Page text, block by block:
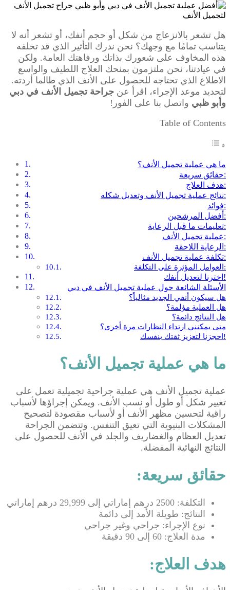
هل تشعر بالانزعاج من شكل أو حجم أنفك، أو تشعر أنه لا
يتناسب تمامًا مع وجهك؟ نحن ندرك التأثير الذي قد تخلفه
هذه المخاوف على شعورك بذاتك ورفاهتك العامة. ولكن
في عيادتنا، نحن ملتزمون بمنحك العلاج اللطيف والواسع
الاطلاع الذي تحتاجه للحصول على الأنف الذي طالما أردته.
لتحديد موعد الإجراء، اقرأ عن جراحة تجميل الأنف في دبي
وأبو ظبي واتصل بنا على الفور!
Table of Contents
ما هي عملية تجميل الأنف؟
حقائق سريعة:
هدف العلاج:
نتائج عملية تجميل الأنف وتعديل شكله:
فوائد:
أفضل المرشحين:
تعليمات ما قبل الرعاية:
عملية تجميل الأنف:
الرعاية اللاحقة:
تكلفة عملية تجميل الأنف:
العوامل المؤثرة على التكلفة:
اخترنا لتعديل أنفك!
الأسئلة الشائعة حول عملية تجميل الأنف في دبي
هل سيكون أنفي الجديد مثالياً؟
هل العملية مؤلمة؟
هل النتائج دائمة؟
متى يمكنني ارتداء النظارات مرة أخرى؟
احجزنا لتعزيز ثقتك بنفسك!
ما هي عملية تجميل الأنف؟
عملية تجميل الأنف هي عملية جراحية تجميلية تعمل على
تغيير شكل أو طول أو نسب الأنف. ويمكن إجراؤها لأسباب
راقية لتحسين مظهر الأنف أو لأسباب مقصودة لتصحيح
المشكلات البنيوية التي تعيق التنفس. وتتضمن الجراحة
تعديل العظام والغضاريف والجلد في الأنف للحصول على
النتائج النهائية المفضلة.
حقائق سريعة:
التكلفة: 2500 درهم إماراتي إلى 29,999 درهم إماراتي
النتائج: طويلة الأمد إلى دائمة
نوع الإجراء: جراحي وغير جراحي
مدة العلاج: 60 إلى 90 دقيقة
هدف العلاج: